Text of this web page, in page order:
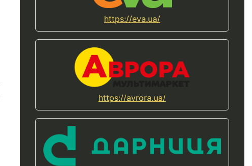
https://eva.ua/
https://avrora.ua/